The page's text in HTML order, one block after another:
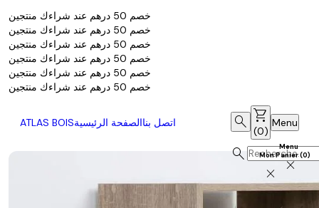
خصم 50 درهم عند شراءك منتجين
خصم 50 درهم عند شراءك منتجين
خصم 50 درهم عند شراءك منتجين
خصم 50 درهم عند شراءك منتجين
خصم 50 درهم عند شراءك منتجين
خصم 50 درهم عند شراءك منتجين
الصفحة الرئيسيةاتصل بنا ATLAS BOIS
search
search
shopping_cart
(0)
Mon Panier(0)
close
Menu
Menu
close